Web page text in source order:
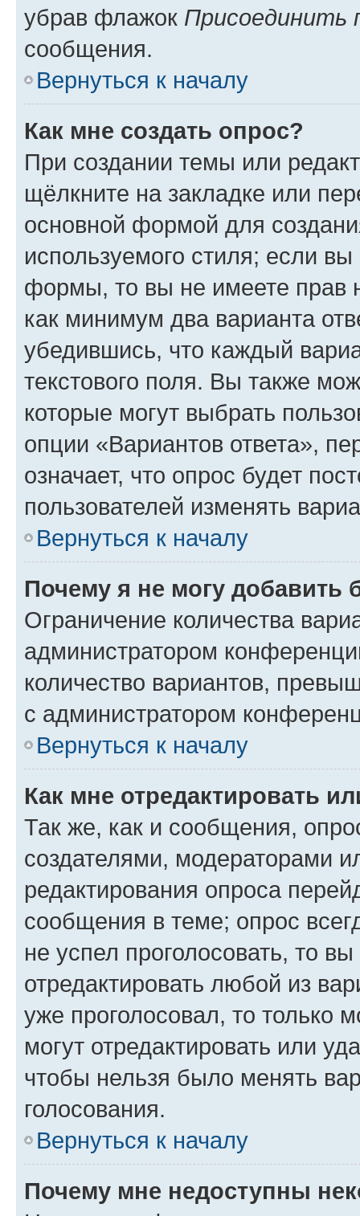
убрав флажок Присоединить
сообщения.
Вернуться к началу
Как мне создать опрос?
При создании темы или
щёлкните на закладке или
основной формой для
используемого стиля; если
формы, то вы не имеете прав
как минимум два варианта
убедившись, что каждый
текстового поля. Вы также
которые могут выбрать
опции «Вариантов ответа»,
означает, что опрос будет
пользователей изменять
Вернуться к началу
Почему я не могу добавить
Ограничение количества
администратором
количество вариантов,
с администратором
Вернуться к началу
Как мне отредактировать
Так же, как и сообщения,
создателями, модераторами
редактирования опроса
сообщения в теме; опрос
не успел проголосовать, то
отредактировать любой из
уже проголосовал, то только
могут отредактировать или
чтобы нельзя было менять
голосования.
Вернуться к началу
Почему мне недоступны